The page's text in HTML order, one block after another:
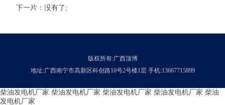
下一片：没有了;
版权所有:广西顶博
地址:广西南宁市高新区科创路10号2号楼1层 手机:13667715899
柴油发电机厂家 柴油发电机厂家 柴油发电机厂家 柴油发电机厂家 柴油
发电机厂家